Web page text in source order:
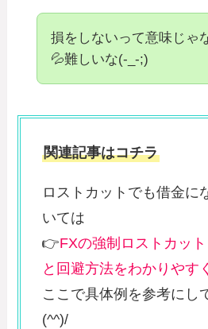
損をしないって意味じゃ
💦難しいな(-_-;)
関連記事はコチラ
ロストカットでも借金に
いては
👉FXの強制ロストカッ
と回避方法をわかりやす
ここで具体例を参考にし
(^^)/